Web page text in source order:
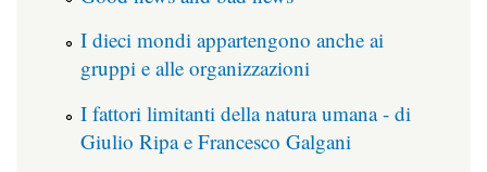
I dieci mondi appartengono anche ai
gruppi e alle organizzazioni
I fattori limitanti della natura umana - di
Giulio Ripa e Francesco Galgani